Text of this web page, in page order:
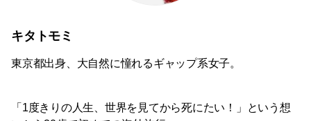
キタトモミ
東京都出身、大自然に憧れるギャップ系女子。
「1度きりの人生、世界を見てから死にたい！」という想